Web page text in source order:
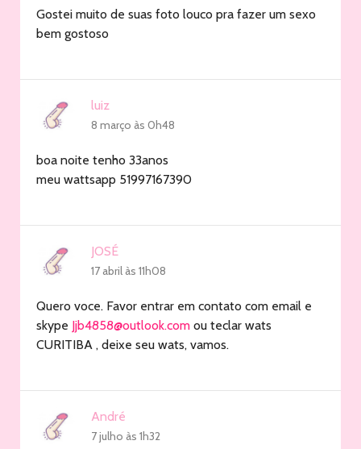
Gostei muito de suas foto louco pra fazer um sexo
bem gostoso
luiz
8 março às 0h48
boa noite tenho 33anos
meu wattsapp 51997167390
JOSÉ
17 abril às 11h08
Quero voce. Favor entrar em contato com email e
skype Jjb4858@outlook.com ou teclar wats
CURITIBA , deixe seu wats, vamos.
André
7 julho às 1h32